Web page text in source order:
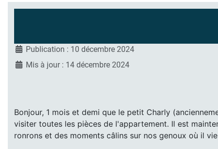
Publication : 10 décembre 2024
Mis à jour : 14 décembre 2024
Bonjour, 1 mois et demi que le petit Charly
visiter toutes les pièces de l'appartement. Il est
ronrons et des moments câlins sur nos genoux où il